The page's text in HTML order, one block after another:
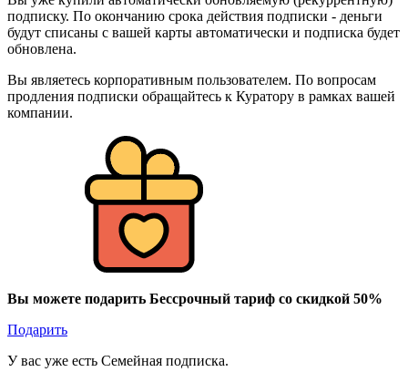
подписку. По окончанию срока действия подписки - деньги
будут списаны с вашей карты автоматически и подписка будет
обновлена.
Вы являетесь корпоративным пользователем. По вопросам
продления подписки обращайтесь к Куратору в рамках вашей
компании.
Вы можете подарить Бессрочный тариф со скидкой 50%
Подарить
У вас уже есть Семейная подписка.